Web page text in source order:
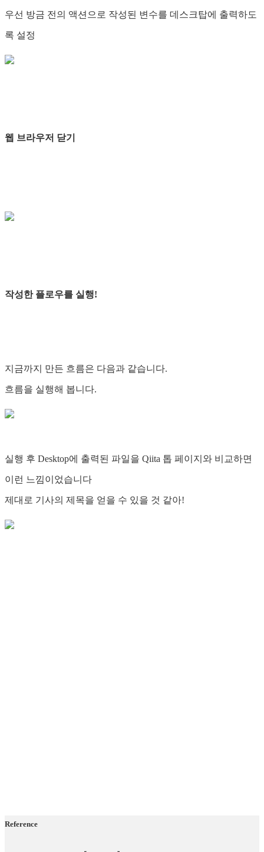
우선 방금 전의 액션으로 작성된 변수를 데스크탑에 출력하도
록 설정
웹 브라우저 닫기
작성한 플로우를 실행!
지금까지 만든 흐름은 다음과 같습니다.
흐름을 실행해 봅니다.
실행 후 Desktop에 출력된 파일을 Qiita 톱 페이지와 비교하면
이런 느낌이었습니다
제대로 기사의 제목을 얻을 수 있을 것 같아!
Reference